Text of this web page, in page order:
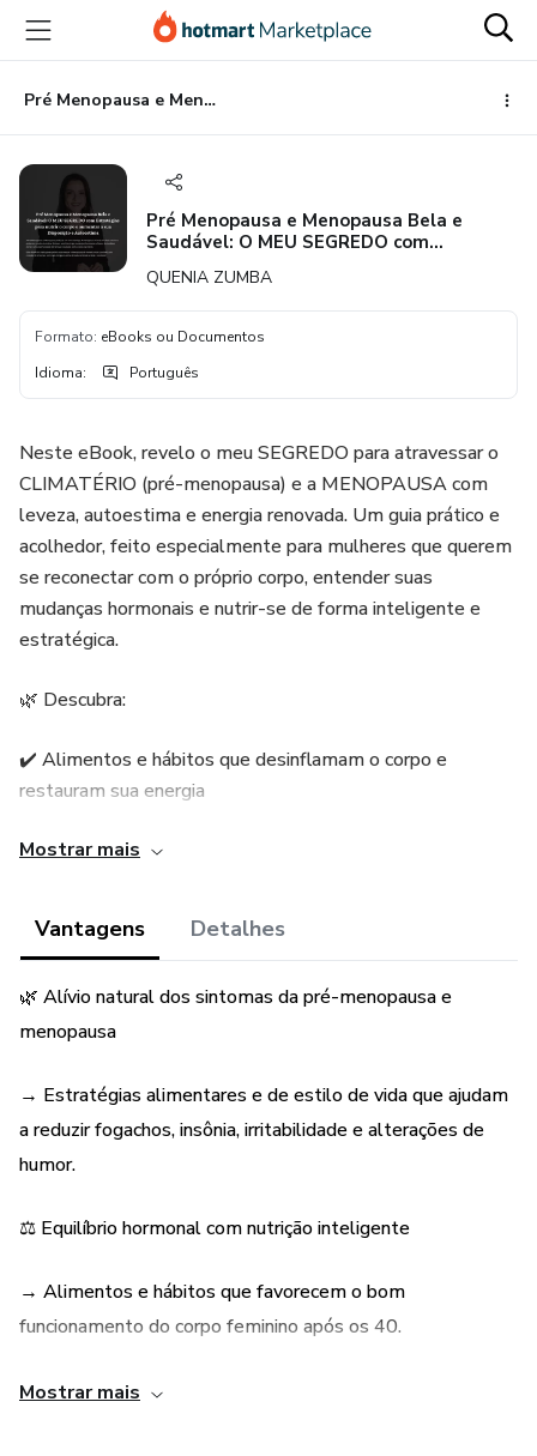
para
conteúdo
principal
para
pagamento
para
rodapé
Pré Menopausa e Menopausa Bela e Saudável: O MEU SEGREDO com Estratégias para nutrir o corpo e aumentar a sua Disposição e Autoestima
Pré Menopausa e Menopausa Bela e
Saudável: O MEU SEGREDO com
aumentar a sua Disposição e Autoestima
QUENIA ZUMBA
Formato: eBooks ou Documentos
Idioma: Português
Neste eBook, revelo o meu SEGREDO para atravessar o
CLIMATÉRIO (pré-menopausa) e a MENOPAUSA com
leveza, autoestima e energia renovada. Um guia prático e
acolhedor, feito especialmente para mulheres que querem
se reconectar com o próprio corpo, entender suas
mudanças hormonais e nutrir-se de forma inteligente e
estratégica.
🌿 Descubra:
✔️ Alimentos e hábitos que desinflamam o corpo e
restauram sua energia
✔️ Como equilibrar os hormônios naturalmente com a
✔️ Sugestões de SUPLEMENTAÇÃO que funcionam e que
✔️ Dicas para saúde intestinal
✔️ Estratégias para fortalecer a autoestima e cultivar a
beleza de dentro para fora
eficaz para sentir-se bem no seu corpo, todos os dias
despertar sua melhor versão, com leveza, autocuidado e
conhecimento. Porque toda mulher merece se sentir linda,
Mostrar mais
Vantagens Detalhes
🌿 Alívio natural dos sintomas da pré-menopausa e
menopausa
→ Estratégias alimentares e de estilo de vida que ajudam
a reduzir fogachos, insônia, irritabilidade e alterações de
humor.
⚖️ Equilíbrio hormonal com nutrição inteligente
→ Alimentos e hábitos que favorecem o bom
funcionamento do corpo feminino após os 40.
💪 Mais energia e disposição no dia a dia
Mostrar mais